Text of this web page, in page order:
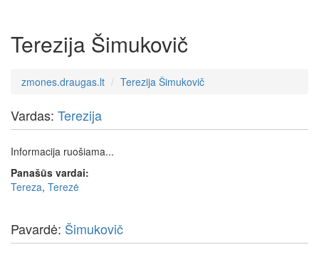
Terezija Šimukovič
zmones.draugas.lt Terezija Šimukovič
Vardas: Terezija
Informacija ruošiama...
Panašūs vardai:
Tereza, Terezė
Pavardė: Šimukovič